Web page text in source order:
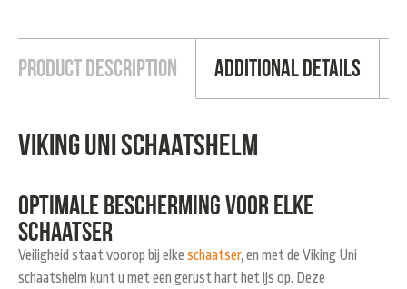
Product Description Additional Details
Viking Uni Schaatshelm
Optimale bescherming voor elke
schaatser
Veiligheid staat voorop bij elke schaatser, en met de Viking Uni
schaatshelm kunt u met een gerust hart het ijs op. Deze